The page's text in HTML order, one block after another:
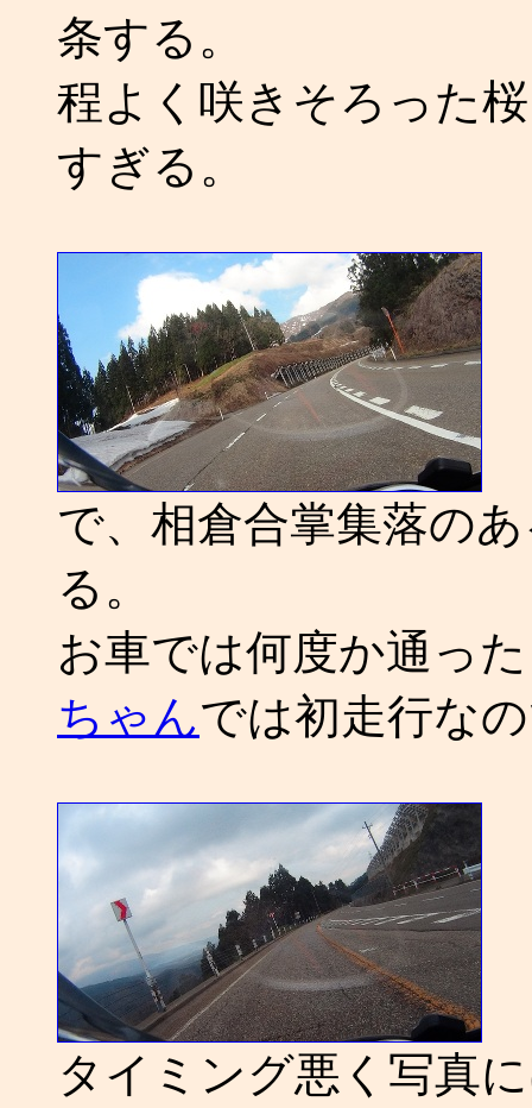
条する。
程よく咲きそろった
すぎる。
で、相倉合掌集落の
る。
お車では何度か通っ
ちゃんでは初走行な
タイミング悪く写真